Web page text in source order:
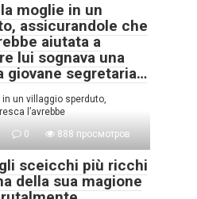
moglie in un
assicurandole che
aiutata a
lui sognava una
giovane segretaria…
in un villaggio sperduto,
l’avrebbe
0 888 просмотров
sceicchi più ricchi
della sua magione